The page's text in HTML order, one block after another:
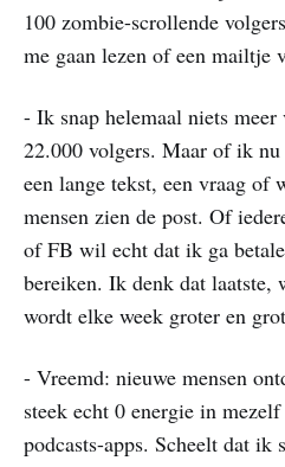
100 zombie-scrollende
me gaan lezen of een mailtje
- Ik snap helemaal niets
22.000 volgers. Maar of ik
een lange tekst, een vraag
mensen zien de post. Of
of FB wil echt dat ik ga
bereiken. Ik denk dat laatste,
wordt elke week groter en
- Vreemd: nieuwe mensen
steek echt 0 energie in
podcasts-apps. Scheelt dat ik